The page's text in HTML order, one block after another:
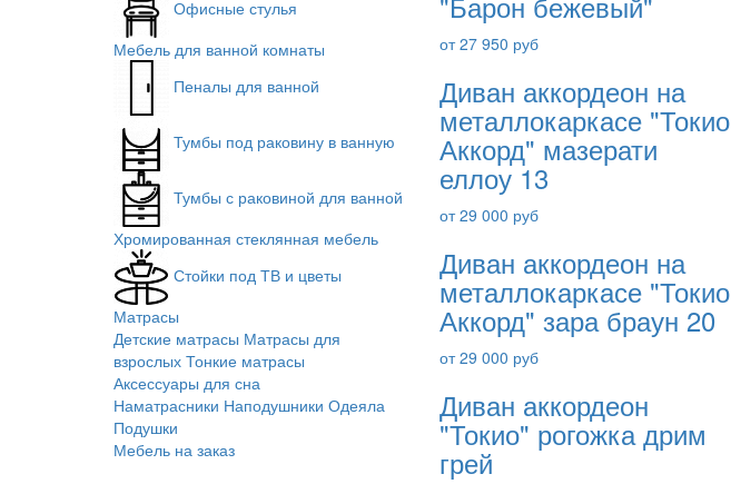
Офисные стулья
Мебель для ванной комнаты
Пеналы для ванной
Тумбы под раковину в ванную
Тумбы с раковиной для ванной
Хромированная стеклянная мебель
Стойки под ТВ и цветы
Матрасы
Детские матрасы Матрасы для
взрослых Тонкие матрасы
Аксессуары для сна
Наматрасники Наподушники Одеяла
Подушки
Мебель на заказ
от 27 950 руб
Диван аккордеон на
металлокаркасе "Токио
Аккорд" мазерати
еллоу 13
от 29 000 руб
Диван аккордеон на
металлокаркасе "Токио
Аккорд" зара браун 20
от 29 000 руб
Диван аккордеон
"Токио" рогожка дрим
грей